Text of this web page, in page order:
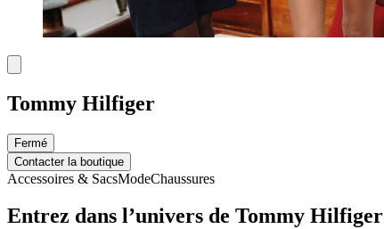
Tommy Hilfiger
Fermé
Contacter la boutique
Accessoires & SacsModeChaussures
Entrez dans l’univers de Tommy Hilfiger